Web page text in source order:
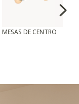
MESAS DE CENTRO